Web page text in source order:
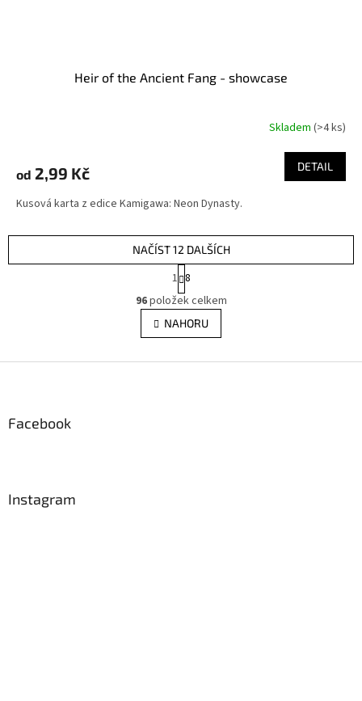
Heir of the Ancient Fang - showcase
Skladem (>4 ks)
od 2,99 Kč DETAIL
Kusová karta z edice Kamigawa: Neon Dynasty.
O
v
l
á
NAČÍST 12 DALŠÍCH
S
t
r
á
n
k
v
1 8
96položek celkem
NAHORU
Facebook
Instagram